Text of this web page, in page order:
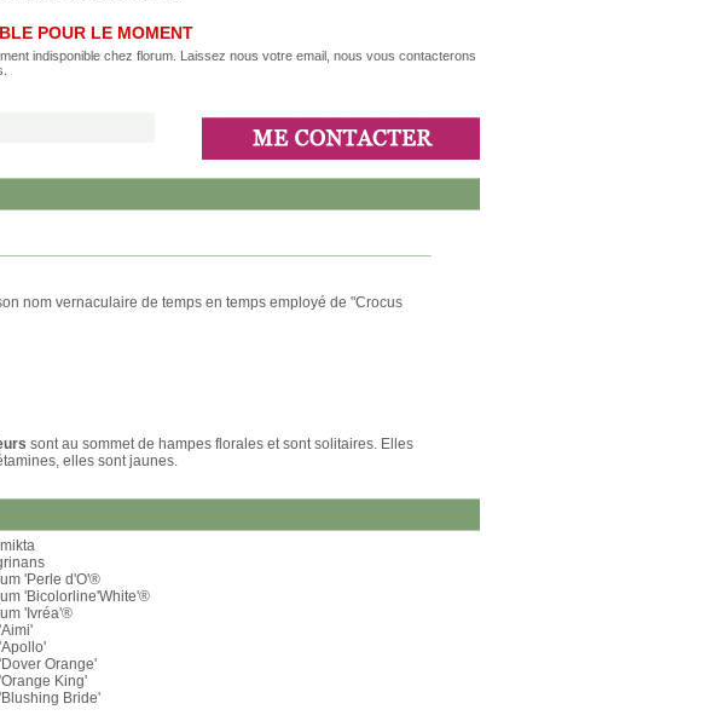
POUR LE MOMENT
indisponible chez florum. Laissez nous votre email, nous vous contacterons
nom vernaculaire de temps en temps employé de "Crocus
sont au sommet de hampes florales et sont solitaires. Elles
elles sont jaunes.
'Perle d'O'®
'Bicolorline'White'®
'Ivréa'®
Orange'
King'
Bride'